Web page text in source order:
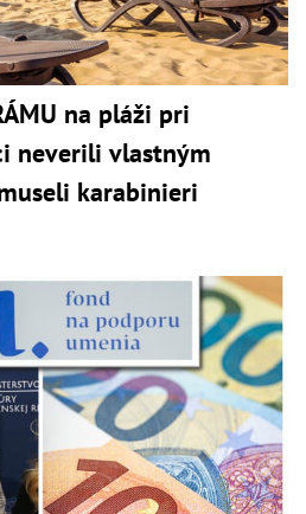
na pláži pri
neverili vlastným
karabinieri